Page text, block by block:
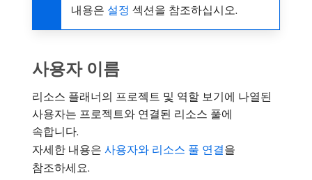
내용은 설정 섹션을 참조하십시오.
사용자 이름
리소스 플래너의 프로젝트 및 역할 보기에 나열된
사용자는 프로젝트와 연결된 리소스 풀에
속합니다.
자세한 내용은 사용자와 리소스 풀 연결을
참조하세요.